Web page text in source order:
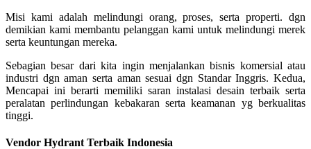
Misi kami adalah melindungi orang, proses, serta properti. dgn
demikian kami membantu pelanggan kami untuk melindungi merek
serta keuntungan mereka.
Sebagian besar dari kita ingin menjalankan bisnis komersial atau
industri dgn aman serta aman sesuai dgn Standar Inggris. Kedua,
Mencapai ini berarti memiliki saran instalasi desain terbaik serta
peralatan perlindungan kebakaran serta keamanan yg berkualitas
tinggi.
Vendor Hydrant Terbaik Indonesia